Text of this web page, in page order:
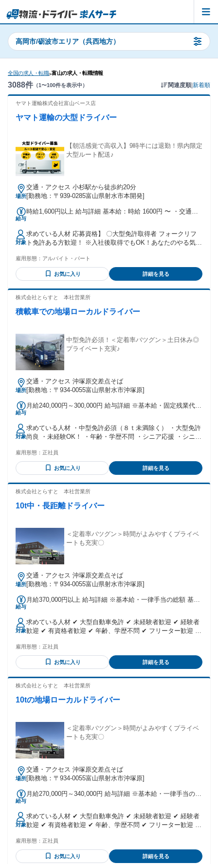
高岡市/砺波市エリア（呉西地方）
全国の求人・転職>富山の求人・転職情報
3088件 （1〜100件を表示中） 関連度順 新着順
ヤマト運輸株式会社富山ベース店
ヤマト運輸の大型ドライバー
【朝活感覚で高収入】9時半には退勤！県内限定
大型ルート配送♪
場所
交通・アクセス 小杉駅から徒歩約20分
[勤務地：〒939-0285富山県射水市本開発]
給与
時給1,600円以上 給与詳細 基本給：時給 1600円 〜 ・交通費
対象
求めている人材 応募資格】 〇大型免許取得者 フォークリフ
ト免許ある方歓迎！ ※入社後取得でもOK！あなたのやる気を
中！ 第二の人生に選ばれています！ 【こんな方におススメ】
・持っていた資格を活用したい方 ・大型免許をお持ちの方 ・
主婦（夫）さん ・フリーターさん ・運転が好きな方 ・プラ
仕事をしたい方 ・人と話すのが好きな方 ・大手企業で長く働
雇用形態： アルバイト・パート
お気に入り 詳細を見る
株式会社とらすと 本社営業所
積載車での地場ローカルドライバー
中型免許必須！＜定着率バツグン＞土日休み◎
プライベート充実♪
場所
交通・アクセス 沖塚原交差点そば
[勤務地：〒934-0055富山県射水市沖塚原]
給与
月給240,000円～300,000円 給与詳細 ※基本給・固定残業代の
あたり5万円（固定残業時間：1ヶ月あたり20時間） 固定残業
時間を超えた勤務時間については別途残業代を支給する 【一
律手当】 全員に一律で支払われる通勤・皆勤・家族手当金
額：なし 全員に一律で支払われるその他手当金額：なし ※一
む、超過分別途支給
対象
求めている人材 ・中型免許必須（８ｔ未満除く） ・大型免許
尚良 ・未経験OK！ ・年齢・学歴不問 ・シニア応援 ・シニア
・配送ドライバー ・大型ドライバー ・ルート配送 ・運送業
・長距離ドライバー 中途入社50%以上/ノルマなし/学歴不問/
フリーター歓迎/ブランクOK/経験不問/未経験者歓迎/業界未経
経験歓迎/女性が活躍中
雇用形態： 正社員
お気に入り 詳細を見る
株式会社とらすと 本社営業所
10t中・長距離ドライバー
＜定着率バツグン＞時間がよみやすくプライベ
ートも充実〇
場所
交通・アクセス 沖塚原交差点そば
[勤務地：〒934-0055富山県射水市沖塚原]
給与
月給370,000円以上 給与詳細 ※基本給・一律手当の総額 基本
律で支払われる通勤・皆勤・家族手当金額：なし 全員に一律
で支払われるその他手当金額：あり 1ヶ月あたり1万円 ◆一律
無事故手当1万円含む
対象
求めている人材 ✔ 大型自動車免許 ✔ 未経験者歓迎 ✔ 経験者
歓迎 ✔ 有資格者歓迎 ✔ 年齢、学歴不問 ✔ フリーター歓迎 ✔
―･―･―･―･―･―･―･―･― ・トラック運転手 ・配送ドラ
イバー ・大型ドライバー ・ルート配送 ・運送業 ・長距離ド
ライバー
雇用形態： 正社員
お気に入り 詳細を見る
株式会社とらすと 本社営業所
10tの地場ローカルドライバー
＜定着率バツグン＞時間がよみやすくプライベ
ートも充実〇
場所
交通・アクセス 沖塚原交差点そば
[勤務地：〒934-0055富山県射水市沖塚原]
給与
月給270,000円～340,000円 給与詳細 ※基本給・一律手当の総
手当】 全員に一律で支払われる通勤・皆勤・家族手当金額：
なし 全員に一律で支払われるその他手当金額：あり 1ヶ月あ
たり1万円 ◆一律無事故手当1万円含む
対象
求めている人材 ✔ 大型自動車免許 ✔ 未経験者歓迎 ✔ 経験者
歓迎 ✔ 有資格者歓迎 ✔ 年齢、学歴不問 ✔ フリーター歓迎 ✔
―･―･―･―･―･―･―･―･― ・トラック運転手 ・配送ドラ
イバー ・大型ドライバー ・ルート配送 ・運送業 ・長距離ド
ライバー
雇用形態： 正社員
お気に入り 詳細を見る